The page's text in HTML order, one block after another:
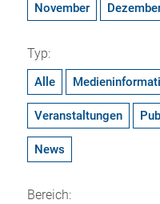
November
Typ:
Alle
Veranstaltungen
News
Bereich: